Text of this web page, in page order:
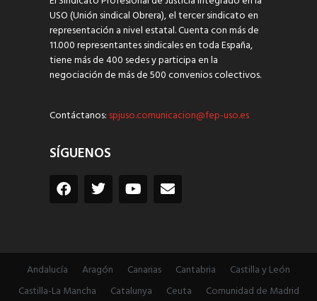
USO (Unión sindical Obrera), el tercer sindicato en
representación a nivel estatal. Cuenta con más de
11.000 representantes sindicales en toda España,
tiene más de 400 sedes y participa en la
negociación de más de 500 convenios colectivos.
Contáctanos: spjuso.comunicacion@fep-uso.es
SÍGUENOS
Andalucía Aragón Canarias Cantabria
Castilla y León
Castilla-La Mancha
Catalunya Ceuta
Comunidad de Madrid